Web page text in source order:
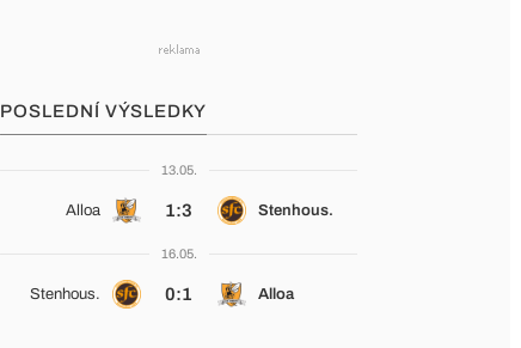
POSLEDNÍ VÝSLEDKY
13.05.
Alloa 1:3 Stenhous.
16.05.
Stenhous. 0:1 Alloa